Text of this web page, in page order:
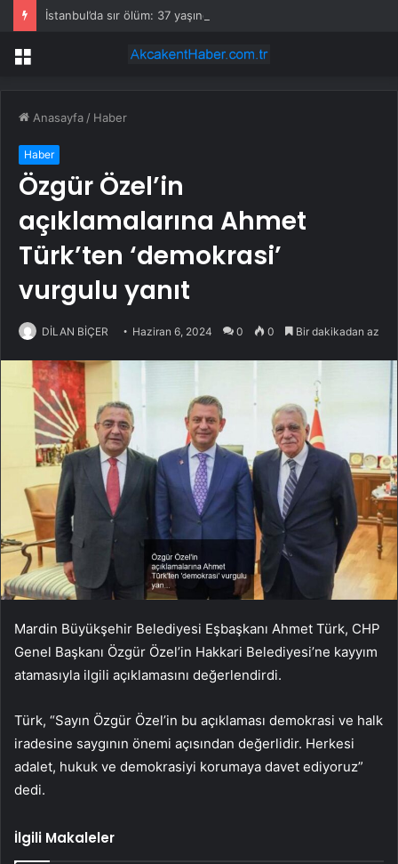
Menü
Anasayfa / Haber
Haber
Özgür Özel’in
açıklamalarına Ahmet
Türk’ten ‘demokrasi’
vurgulu yanıt
DİLAN BİÇER Haziran 6, 2024 0 0 Bir dakikadan az
Mardin Büyükşehir Belediyesi Eşbaşkanı Ahmet Türk, CHP
Genel Başkanı Özgür Özel’in Hakkari Belediyesi’ne kayyım
atamasıyla ilgili açıklamasını değerlendirdi.
Türk, “Sayın Özgür Özel’in bu açıklaması demokrasi ve halk
iradesine saygının önemi açısından değerlidir. Herkesi
adalet, hukuk ve demokrasiyi korumaya davet ediyoruz”
dedi.
İlgili Makaleler